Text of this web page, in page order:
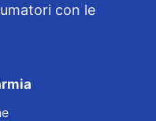
con le